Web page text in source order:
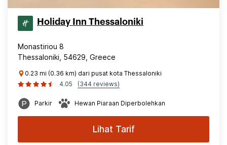
Holiday Inn Thessaloniki
Monastiriou 8
Thessaloniki, 54629, Greece
0.23 mi (0.36 km) dari pusat kota Thessaloniki
4.05
(344 reviews)
Parkir Hewan Piaraan Diperbolehkan
Lihat Tarif